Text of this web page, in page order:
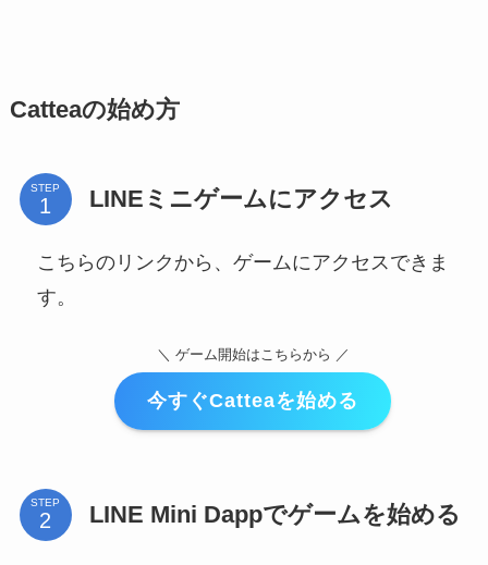
Catteaの始め方
STEP LINEミニゲームにアクセス
こちらのリンクから、ゲームにアクセスできま
す。
＼ ゲーム開始はこちらから ／
今すぐCatteaを始める
STEP LINE Mini Dappでゲームを始める